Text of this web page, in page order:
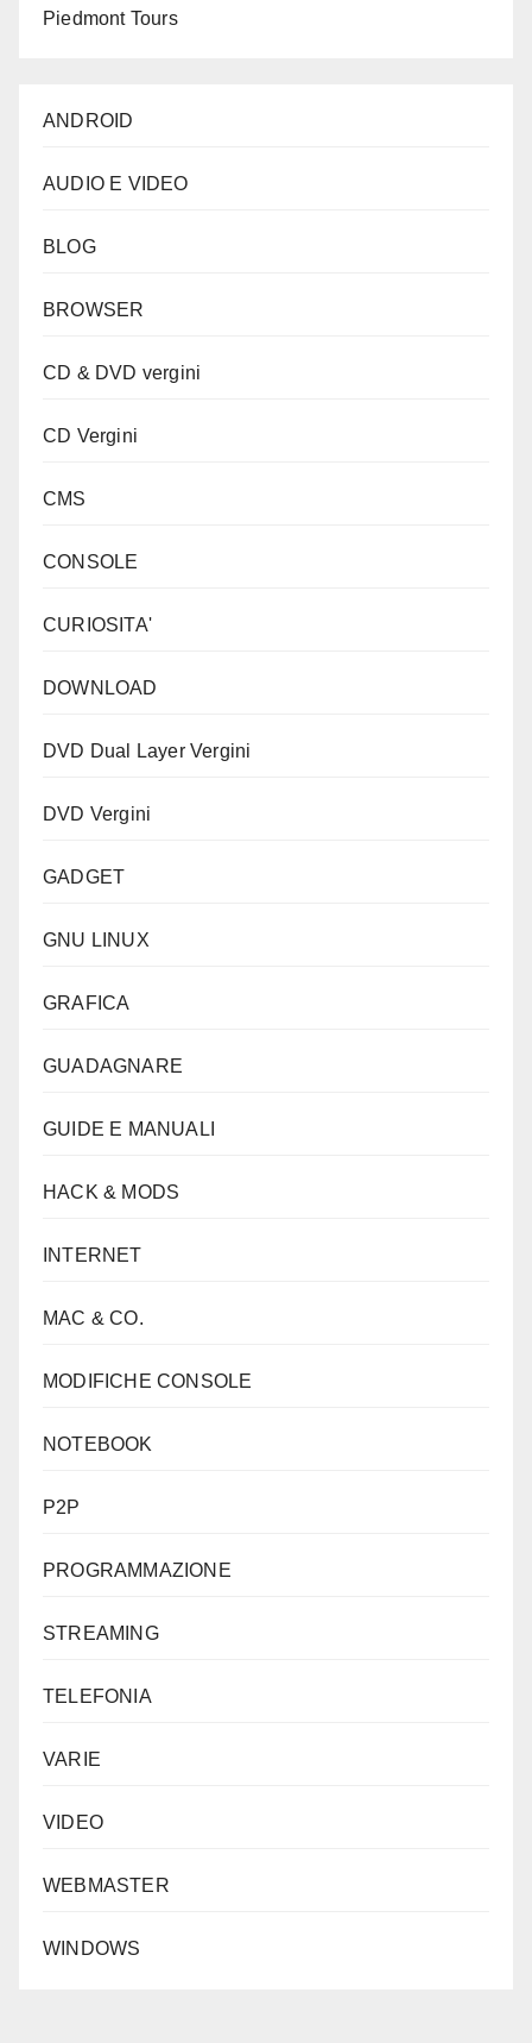
Piedmont Tours
ANDROID
AUDIO E VIDEO
BLOG
BROWSER
CD & DVD vergini
CD Vergini
CMS
CONSOLE
CURIOSITA'
DOWNLOAD
DVD Dual Layer Vergini
DVD Vergini
GADGET
GNU LINUX
GRAFICA
GUADAGNARE
GUIDE E MANUALI
HACK & MODS
INTERNET
MAC & CO.
MODIFICHE CONSOLE
NOTEBOOK
P2P
PROGRAMMAZIONE
STREAMING
TELEFONIA
VARIE
VIDEO
WEBMASTER
WINDOWS